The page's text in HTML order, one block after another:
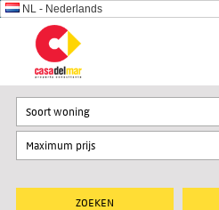
NL - Nederlands
Soort woning